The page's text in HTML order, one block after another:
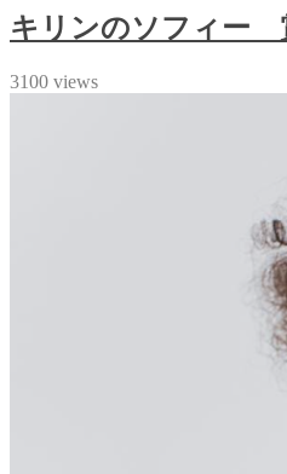
キリンのソフィー
3100 views